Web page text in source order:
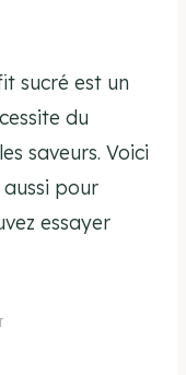
sucré est un
du
saveurs. Voici
pour
essayer